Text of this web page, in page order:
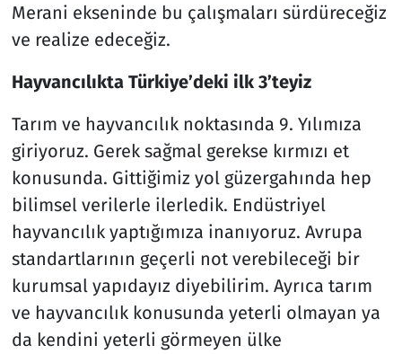
Merani ekseninde bu çalışmaları sürdüreceğiz
ve realize edeceğiz.
Hayvancılıkta Türkiye’deki ilk 3’teyiz
Tarım ve hayvancılık noktasında 9. Yılımıza
giriyoruz. Gerek sağmal gerekse kırmızı et
konusunda. Gittiğimiz yol güzergahında hep
bilimsel verilerle ilerledik. Endüstriyel
hayvancılık yaptığımıza inanıyoruz. Avrupa
standartlarının geçerli not verebileceği bir
kurumsal yapıdayız diyebilirim. Ayrıca tarım
ve hayvancılık konusunda yeterli olmayan ya
da kendini yeterli görmeyen ülke